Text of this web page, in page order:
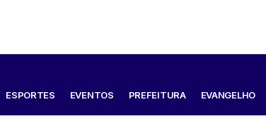
ESPORTES EVENTOS PREFEITURA EVANGELHO